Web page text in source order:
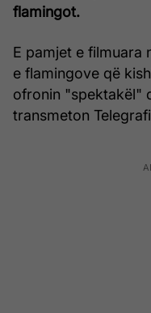
flamingot.
E pamjet e filmuara
e flamingove që
ofronin "spektakël"
transmeton